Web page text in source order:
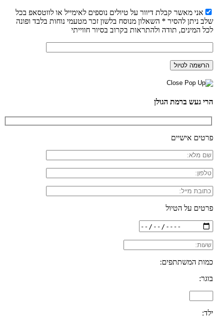
אני מאשר קבלת דיוור על טיולים נוספים לאימייל או לווטסאפ בכל
שלב ניתן להסיר * השאלון מנוסח בלשון זכר מטעמי נוחות בלבד ופונה
לכל המינים, תודה ולהתראות בקרוב בסיור חווייתי
הרי געש ברמת הגולן
פרטים אישיים
פרטים על הטיול
כמות המשתתפים:
בוגר:
ילד: